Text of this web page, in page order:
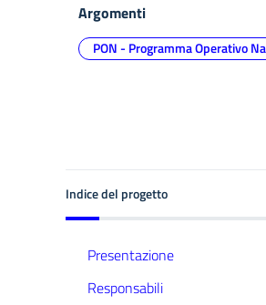
Argomenti
PON - Programma Operativo
Indice del progetto
Presentazione
Responsabili